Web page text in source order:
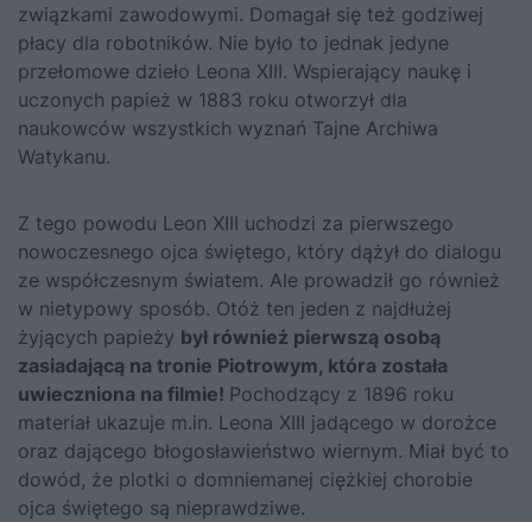
związkami zawodowymi. Domagał się też godziwej
płacy dla robotników. Nie było to jednak jedyne
przełomowe dzieło Leona XIII. Wspierający naukę i
uczonych papież w 1883 roku otworzył dla
naukowców wszystkich wyznań Tajne Archiwa
Watykanu.
Z tego powodu Leon XIII uchodzi za pierwszego
nowoczesnego ojca świętego, który dążył do dialogu
ze współczesnym światem. Ale prowadził go również
w nietypowy sposób. Otóż ten jeden z najdłużej
żyjących papieży był również pierwszą osobą
zasiadającą na tronie Piotrowym, która została
uwieczniona na filmie! Pochodzący z 1896 roku
materiał ukazuje m.in. Leona XIII jadącego w dorożce
oraz dającego błogosławieństwo wiernym. Miał być to
dowód, że plotki o domniemanej ciężkiej chorobie
ojca świętego są nieprawdziwe.